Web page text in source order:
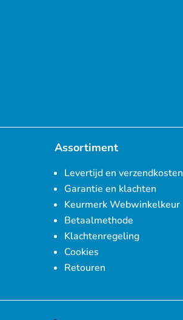
Assortiment
Levertijd en verzendkosten
Garantie en klachten
Keurmerk Webwinkelkeur
Betaalmethode
Klachtenregeling
Cookies
Retouren